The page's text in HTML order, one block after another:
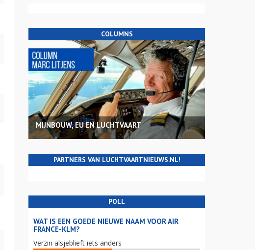
COLUMNS
MIJNBOUW, EU EN LUCHTVAART
PARTNERS VAN LUCHTVAARTNIEUWS.NL!
POLL
WAT IS EEN GOEDE NIEUWE NAAM VOOR AIR
FRANCE-KLM?
Verzin alsjeblieft iets anders